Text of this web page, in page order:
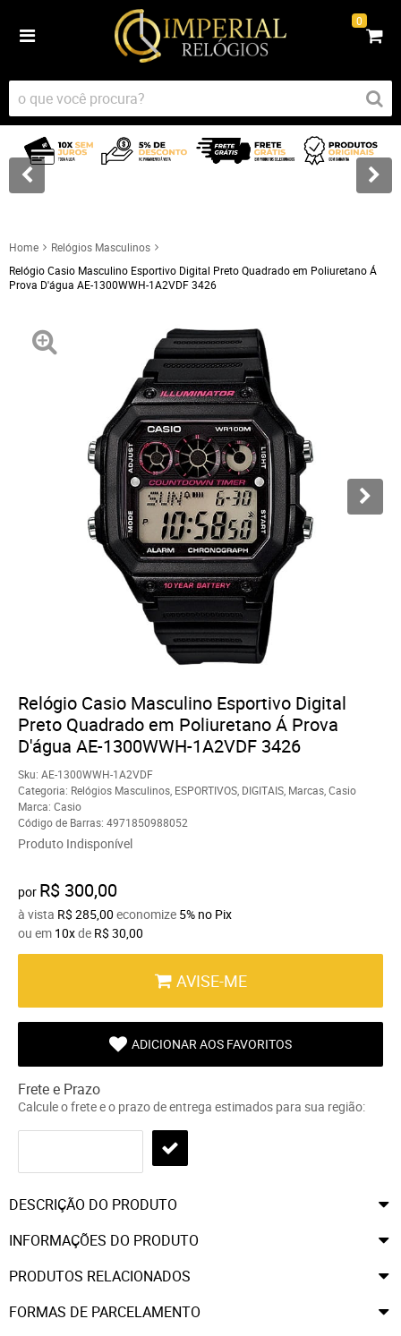
0
Home
Relógios Masculinos
Relógio Casio Masculino Esportivo Digital Preto Quadrado em Poliuretano Á
Prova D'água AE-1300WWH-1A2VDF 3426
Relógio Casio Masculino Esportivo Digital
Preto Quadrado em Poliuretano Á Prova
D'água AE-1300WWH-1A2VDF 3426
Sku: AE-1300WWH-1A2VDF
Categoria: Relógios Masculinos ESPORTIVOS DIGITAIS Marcas Casio
Marca: Casio
Código de Barras: 4971850988052
Produto Indisponível
por R$ 300,00
à vista R$ 285,00 economize 5% no Pix
ou em 10xde R$ 30,00
AVISE-ME
ADICIONAR AOS FAVORITOS
Frete e Prazo
Calcule o frete e o prazo de entrega estimados para sua região:
DESCRIÇÃO DO PRODUTO
INFORMAÇÕES DO PRODUTO
PRODUTOS RELACIONADOS
FORMAS DE PARCELAMENTO